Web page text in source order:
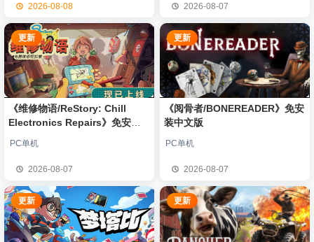
2026-08-08 2026-08-07
更新
《维修物语/ReStory: Chill
Electronics Repairs》免安装
PC单机
2026-08-07
更新
《阅骨者/BONEREADER》免安
装中文版
PC单机
2026-08-07
更新 更新